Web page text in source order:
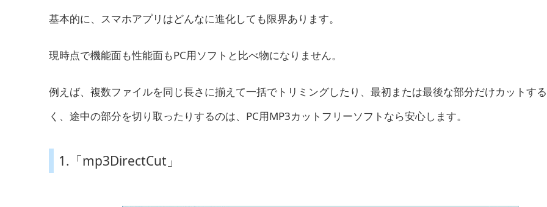
基本的に、スマホアプリはどんなに進化しても限界あります。
現時点で機能面も性能面もPC用ソフトと比べ物になりません。
例えば、複数ファイルを同じ長さに揃えて一括でトリミングしたり、最初または最後な部分だけカットす
く、途中の部分を切り取ったりするのは、PC用MP3カットフリーソフトなら安心します。
1.「mp3DirectCut」